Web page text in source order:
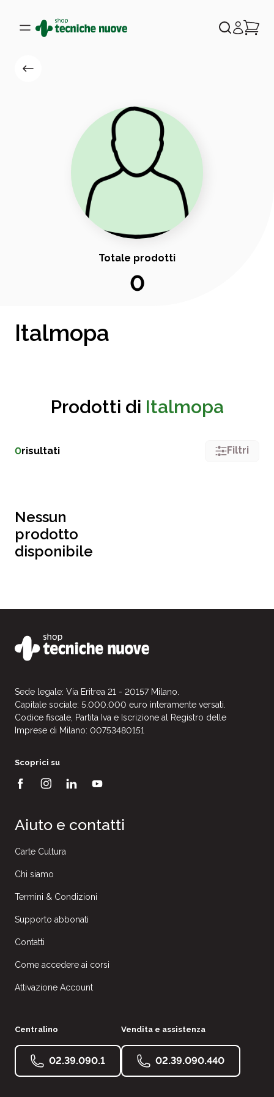
Totale prodotti
0
Italmopa
Prodotti di Italmopa
0risultati Filtri
Nessun
prodotto
disponibile
Sede legale: Via Eritrea 21 - 20157 Milano.
Capitale sociale: 5.000.000 euro interamente versati.
Codice fiscale, Partita Iva e Iscrizione al Registro delle
Imprese di Milano: 00753480151
Scoprici su
Aiuto e contatti
Carte Cultura
Chi siamo
Termini & Condizioni
Supporto abbonati
Contatti
Come accedere ai corsi
Attivazione Account
Centralino
02.39.090.1
Vendita e assistenza
02.39.090.440